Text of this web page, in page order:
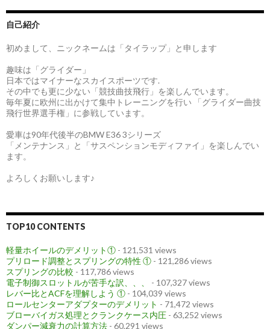
自己紹介
初めまして、ニックネームは「タイラップ」と申します
趣味は「グライダー」
日本ではマイナーなスカイスポーツです.
その中でも更に少ない「競技曲技飛行」を楽しんでいます。
毎年夏に欧州に出かけて集中トレーニングを行い 「グライダー曲技
飛行世界選手権」に参戦しています。
愛車は90年代後半のBMW E36 3シリーズ
「メンテナンス」と「サスペンションモディファイ」を楽しんでい
ます。
よろしくお願いします♪
TOP10 CONTENTS
軽量ホイールのデメリット① - 121,531 views
プリロード調整とスプリングの特性 ① - 121,286 views
スプリングの比較 - 117,786 views
電子制御スロットルが苦手な訳、、、
- 107,327 views
レバー比とACFを理解しよう ① - 104,039 views
ロールセンターアダプターのデメリット - 71,472 views
ブローバイガス処理とクランクケース内圧 - 63,252 views
ダンパー減衰力の計算方法 - 60,291 views